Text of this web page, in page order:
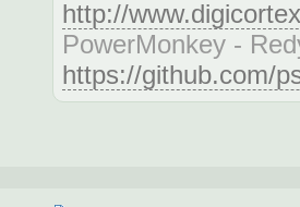
http://
PowerMonkey -
https://github.com/